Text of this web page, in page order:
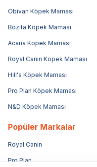
Obivan Köpek Maması
Bozita Köpek Maması
Acana Köpek Maması
Royal Canin Köpek Maması
Hill's Köpek Maması
Pro Plan Köpek Maması
N&D Köpek Maması
Popüler Markalar
Royal Canin
Pro Plan